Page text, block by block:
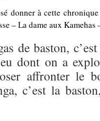
donner à cette
– La dame aux
de baston,
dont on a
affronter le
c’est la